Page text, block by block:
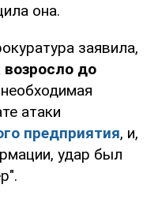
она.
заявила,
до
атаки
предприятия, и,
удар был